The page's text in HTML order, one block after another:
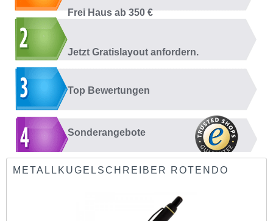
Jetzt Gratislayout anfordern.
Frei Haus ab 350 €
Top Bewertungen
Sonderangebote
METALLKUGELSCHREIBER ROTENDO